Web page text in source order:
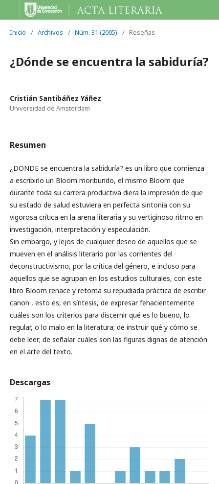
Inicio / Archivos / Núm. 31 (2005) / Reseñas
¿Dónde se encuentra la sabiduría?
Cristián Santibáñez Yáñez
Universidad de Amsterdam
Resumen
¿DONDE se encuentra la sabiduría? es un libro que comienza
a escribirlo un Bloom moribundo, el mismo Bloom que
durante toda su carrera productiva diera la impresión de que
su estado de salud estuviera en perfecta sintonía con su
vigorosa crítica en la arena literaria y su vertiginoso ritmo en
investigación, interpretación y especulación.
Sin embargo, y lejos de cualquier deseo de aquellos que se
mueven en el análisis literario por las corrientes del
deconstructivismo, por la crítica del género, e incluso para
aquellos que se agrupan en los estudios culturales, con este
libro Bloom renace y retoma su repudiada práctica de escribir
canon , esto es, en síntesis, de expresar fehacientemente
cuáles son los criterios para discernir qué es lo bueno, lo
regular, o lo malo en la literatura; de instruir qué y cómo se
debe leer; de señalar cuáles son las figuras dignas de atención
en el arte del texto.
Descargas